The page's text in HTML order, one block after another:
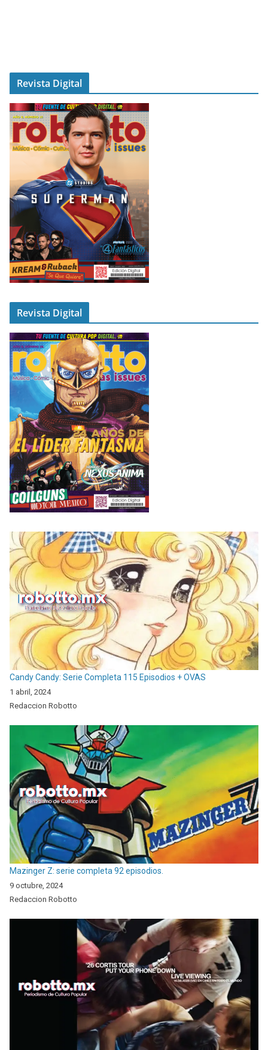
Revista Digital
Revista Digital
Candy Candy: Serie Completa 115 Episodios + OVAS
1 abril, 2024
Redaccion Robotto
Mazinger Z: serie completa 92 episodios.
9 octubre, 2024
Redaccion Robotto